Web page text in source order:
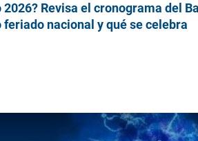
Revisa el cronograma del
nacional y qué se celebra